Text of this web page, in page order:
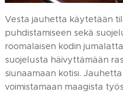
Vesta jauhetta käytetään
puhdistamiseen sekä
roomalaisen kodin
suojelusta häivyttämään
siunaamaan kotisi.
voimistamaan maagista